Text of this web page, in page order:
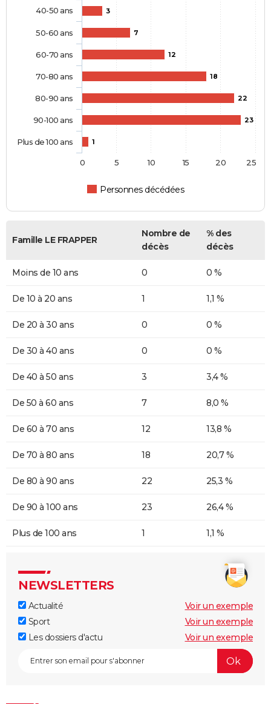
3
7
12
18
22
23
1
Personnes décédées
40-50 ans
50-60 ans
60-70 ans
70-80 ans
80-90 ans
90-100 ans
Plus de 100 ans
0 5 10 15 20 25
Famille LE FRAPPER
Nombre de
décès
% des
décès
Moins de 10 ans 0 0 %
De 10 à 20 ans 1 1,1 %
De 20 à 30 ans 0 0 %
De 30 à 40 ans 0 0 %
De 40 à 50 ans 3 3,4 %
De 50 à 60 ans 7 8,0 %
De 60 à 70 ans 12 13,8 %
De 70 à 80 ans 18 20,7 %
De 80 à 90 ans 22 25,3 %
De 90 à 100 ans 23 26,4 %
Plus de 100 ans 1 1,1 %
NEWSLETTERS
Actualité
Voir un exemple
Sport
Voir un exemple
Les dossiers d'actu
Voir un exemple